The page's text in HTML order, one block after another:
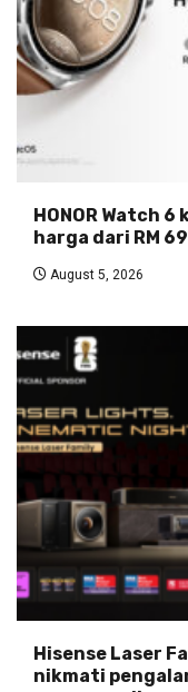
HONOR Watch
harga dari RM
August 5, 2026
Hisense Laser
nikmati